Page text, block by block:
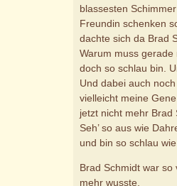
blassesten
Freundin schenken
dachte sich da Brad
Warum muss
doch so schlau bin.
Und dabei auch
vielleicht meine
jetzt nicht mehr Brad
Seh’ so aus wie
und bin so schlau
Brad Schmidt war
mehr wusste,